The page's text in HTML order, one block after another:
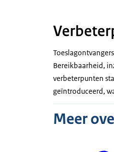
Bereikbaarheid,
verbeterpunten
geïntroduceerd,
Meer